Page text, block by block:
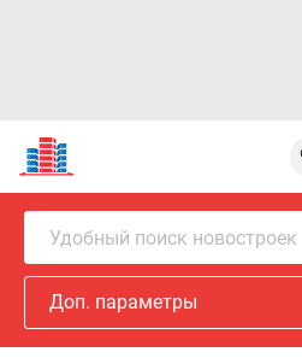
Новостройки
Квартиры
Ипотека
Новостройки
Москвы
Новостройки
Подмосковья
Новостройки
Удобный поиск новостроек
Доп. параметры